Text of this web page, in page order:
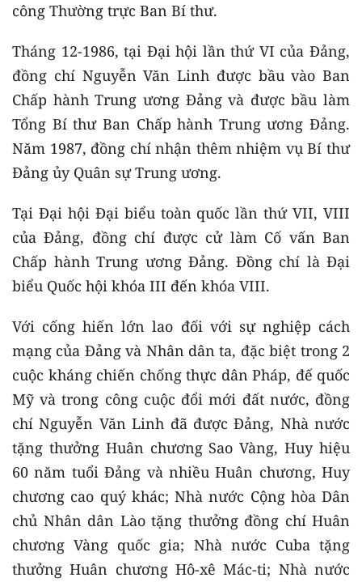
công Thường trực Ban Bí thư.
Tháng 12-1986, tại Đại hội lần thứ VI của Đảng,
đồng chí Nguyễn Văn Linh được bầu vào Ban
Chấp hành Trung ương Đảng và được bầu làm
Tổng Bí thư Ban Chấp hành Trung ương Đảng.
Năm 1987, đồng chí nhận thêm nhiệm vụ Bí thư
Đảng ủy Quân sự Trung ương.
Tại Đại hội Đại biểu toàn quốc lần thứ VII, VIII
của Đảng, đồng chí được cử làm Cố vấn Ban
Chấp hành Trung ương Đảng. Đồng chí là Đại
biểu Quốc hội khóa III đến khóa VIII.
Với cống hiến lớn lao đối với sự nghiệp cách
mạng của Đảng và Nhân dân ta, đặc biệt trong 2
cuộc kháng chiến chống thực dân Pháp, đế quốc
Mỹ và trong công cuộc đổi mới đất nước, đồng
chí Nguyễn Văn Linh đã được Đảng, Nhà nước
tặng thưởng Huân chương Sao Vàng, Huy hiệu
60 năm tuổi Đảng và nhiều Huân chương, Huy
chương cao quý khác; Nhà nước Cộng hòa Dân
chủ Nhân dân Lào tặng thưởng đồng chí Huân
chương Vàng quốc gia; Nhà nước Cuba tặng
thưởng Huân chương Hô-xê Mác-ti; Nhà nước